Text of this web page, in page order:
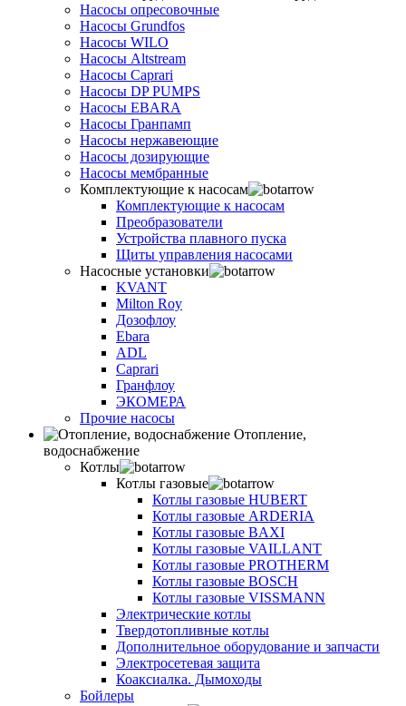
Насосы опресовочные
Насосы Grundfos
Насосы WILO
Насосы Altstream
Насосы Caprari
Насосы DP PUMPS
Насосы EBARA
Насосы Гранпамп
Насосы нержавеющие
Насосы дозирующие
Насосы мембранные
Комплектующие к насосам
Комплектующие к насосам
Преобразователи
Устройства плавного пуска
Щиты управления насосами
Насосные установки
KVANT
Milton Roy
Дозофлоу
Ebara
ADL
Caprari
Гранфлоу
ЭКОМЕРА
Прочие насосы
Отопление,
водоснабжение
Котлы
Котлы газовые
Котлы газовые HUBERT
Котлы газовые ARDERIA
Котлы газовые BAXI
Котлы газовые VAILLANT
Котлы газовые PROTHERM
Котлы газовые BOSCH
Котлы газовые VISSMANN
Электрические котлы
Твердотопливные котлы
Дополнительное оборудование и запчасти
Электросетевая защита
Коаксиалка. Дымоходы
Бойлеры